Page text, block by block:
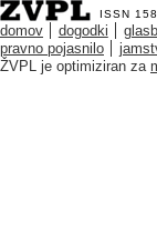
ISSN
domov dogodki
pravno pojasnilo
ŽVPL je optimiziran za